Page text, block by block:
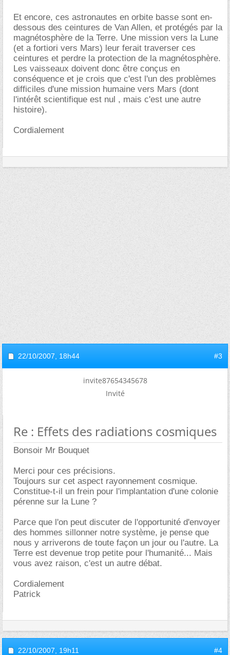
Et encore, ces astronautes en orbite basse sont en-
dessous des ceintures de Van Allen, et protégés par la
magnétosphère de la Terre. Une mission vers la Lune
(et a fortiori vers Mars) leur ferait traverser ces
ceintures et perdre la protection de la magnétosphère.
Les vaisseaux doivent donc être conçus en
conséquence et je crois que c'est l'un des problèmes
difficiles d'une mission humaine vers Mars (dont
l'intérêt scientifique est nul , mais c'est une autre
histoire).
Cordialement
22/10/2007, 18h44 #3
invite87654345678
Invité
Re : Effets des radiations cosmiques
Bonsoir Mr Bouquet
Merci pour ces précisions.
Toujours sur cet aspect rayonnement cosmique.
Constitue-t-il un frein pour l'implantation d'une colonie
pérenne sur la Lune ?
Parce que l'on peut discuter de l'opportunité d'envoyer
des hommes sillonner notre système, je pense que
nous y arriverons de toute façon un jour ou l'autre. La
Terre est devenue trop petite pour l'humanité... Mais
vous avez raison, c'est un autre débat.
Cordialement
Patrick
22/10/2007, 19h11 #4